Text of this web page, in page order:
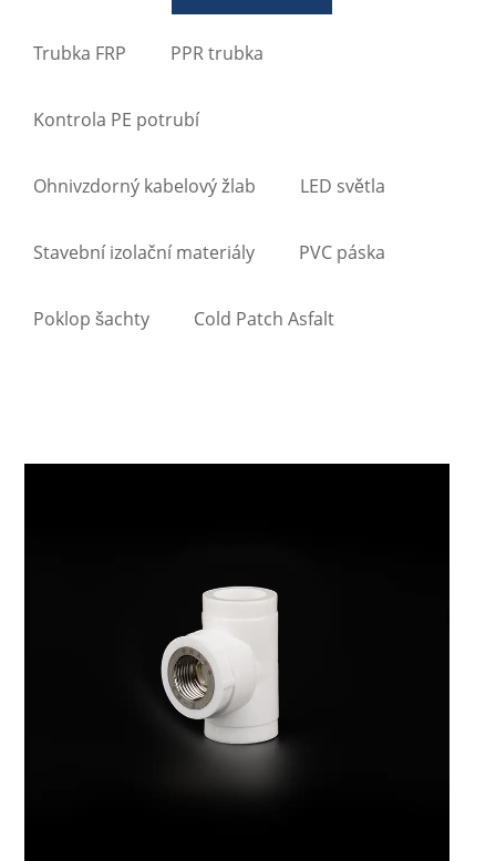
Trubka FRP PPR trubka
Kontrola PE potrubí
Ohnivzdorný kabelový žlab LED světla
Stavební izolační materiály PVC páska
Poklop šachty Cold Patch Asfalt